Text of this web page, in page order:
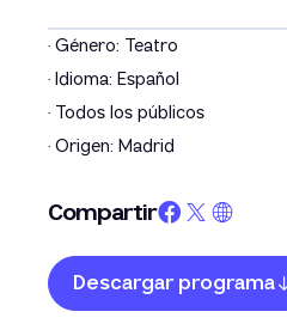
Descargar programa
· Género: Teatro
· Idioma: Español
· Todos los públicos
· Origen: Madrid
Compartir